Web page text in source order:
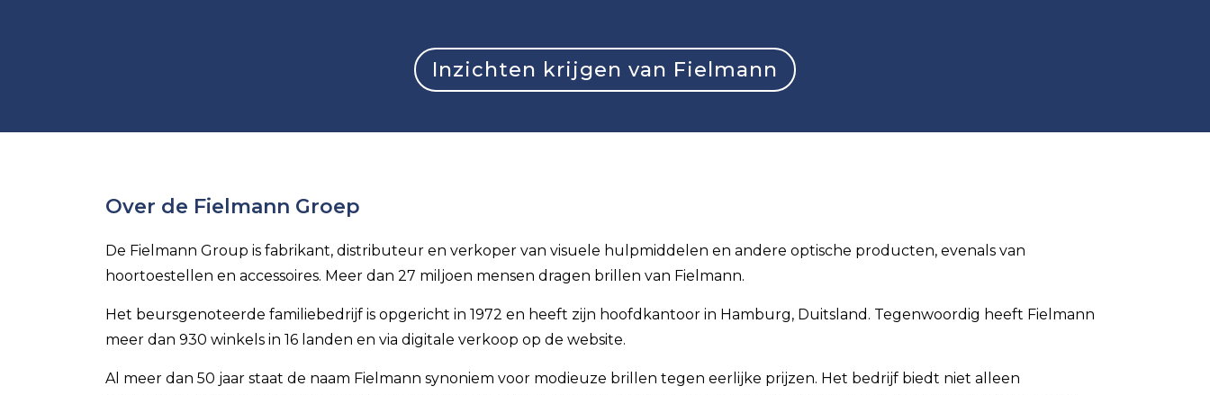
Inzichten krijgen van Fielmann
Over de Fielmann Groep
De Fielmann Group is fabrikant, distributeur en verkoper van visuele hulpmiddelen en andere optische producten, evenals van
hoortoestellen en accessoires. Meer dan 27 miljoen mensen dragen brillen van Fielmann.
Het beursgenoteerde familiebedrijf is opgericht in 1972 en heeft zijn hoofdkantoor in Hamburg, Duitsland. Tegenwoordig heeft Fielmann
meer dan 930 winkels in 16 landen en via digitale verkoop op de website.
Al meer dan 50 jaar staat de naam Fielmann synoniem voor modieuze brillen tegen eerlijke prijzen. Het bedrijf biedt niet alleen